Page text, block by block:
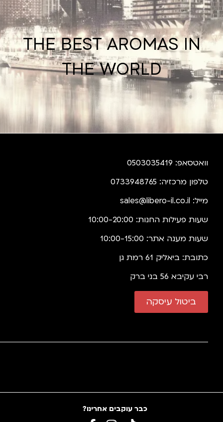
THE BEST AROMAS IN
THE WORLD
וואטסאפ: 0503035419
טלפון מרכזיה: 0733948765
מייל: sales@libero-il.co.il
שעות פעילות החנות: 10:00-20:00
שעות מענה אתר: 10:00-15:00
כתובת: ביאליק 61 רמת גן
רבי עקיבא 56 בני ברק
ביטול עיסקה
כבר עוקבים אחרינו?